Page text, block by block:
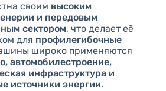
своим высоким
и передовым
сектором, что делает её
для профилегибочные
широко применяются
автомобилестроение,
инфраструктура и
источники энергии.